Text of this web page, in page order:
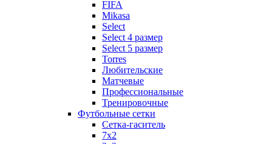
FIFA
Mikasa
Select
Select 4 размер
Select 5 размер
Torres
Любительские
Матчевые
Профессиональные
Тренировочные
Футбольные сетки
Сетка-гаситель
7x2